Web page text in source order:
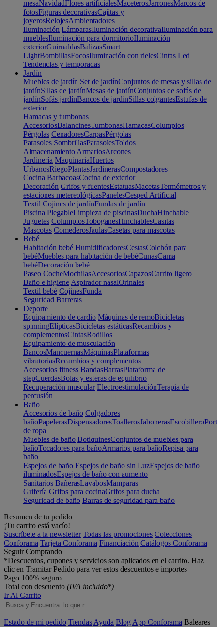
mesaNavidadFlores artificialesMaceterosJarronesMarcos de
fotosFiguras decorativasCajitas y
joyerosRelojesAmbientadores
Iluminación LámparasIluminación decorativaIluminación para
mueblesIluminación para dormitorioIluminación
exteriorGuirnaldasBalizasSmart
LightBombillasFocosIluminación con rielesCintas Led
Tendencias y temporadas
Jardín
Muebles de jardín Set de jardínConjuntos de mesas y sillas de
jardínSillas de jardínMesas de jardínConjuntos de sofás de
jardínSofás jardínBancos de jardínSillas colgantesEstufas de
exterior
Hamacas y tumbonas
AccesoriosBalancinesTumbonasHamacasColumpios
Pérgolas CenadoresCarpasPérgolas
Parasoles SombrillasParasolesToldos
Almacenamiento ArmariosArcones
Jardinería MaquinariaHuertos
UrbanosRiegoPlantasJardinerasCompostadores
Cocina BarbacoasCocina de exterior
Decoración Grifos y fuentesEstatuasMacetasTermómetros y
estaciones metereológicasPanelesCesped Artificial
Textil Cojines de jardínFundas de jardín
Piscina PlegableLimpieza de piscinasDuchaHinchable
Juguetes ColumpiosToboganesHinchablesCasitas
Mascotas ComederosJaulasCasetas para mascotas
Bebé
Habitación bebé HumidificadoresCestasColchón para
bebéMuebles para habitación de bebéCunasCama
bebéDecoración bebé
Paseo CocheMochilasAccesoriosCapazosCarrito ligero
Baño e higiene Aspirador nasalOrinales
Textil bebé CojinesFunda
Seguridad Barreras
Deporte
Equipamiento de cardio Máquinas de remoBicicletas
spinningElípticasBicicletas estáticasRecambios y
complementosCintasRodillos
Equipamiento de musculación
BancosMancuernasMáquinasPlataformas
vibratoriasRecambios y complementos
Accesorios fitness BandasBarrasPlataforma de
stepCuerdasBolas y esferas de equilibrio
Recuperación muscular ElectroestimulaciónTerapia de
percusión
Baño
Accesorios de baño Colgadores
bañoPapelerasDispensadoresToallerosJabonerasEscobillero
de ropa
Muebles de baño BotiquinesConjuntos de muebles para
bañoTocadores para bañoArmarios para bañoRepisa para
baño
Espejos de baño Espejos de baño sin LuzEspejos de baño
iluminadosEspejos de baño con aumento
Sanitarios BañerasLavabosMamparas
Grifería Grifos para cocinaGrifos para ducha
Seguridad de baño Barras de seguridad para baño
Resumen de tu pedido
¡Tu carrito está vacío!
Suscríbete a la newsletter Todas las promociones Colecciones
Conforama Tarjeta Conforama Financiación Catálogos Conforama
Seguir Comprando
*Descuentos, cupones y servicios son aplicados en el carrito. Haz
clic en Tramitar Pedido para ver estos descuentos e importes
Pago 100% seguro
Total con descuento (IVA incluido*)
Ir Al Carrito
Estado de mi pedido Tiendas Ayuda Blog App Conforama Baleares